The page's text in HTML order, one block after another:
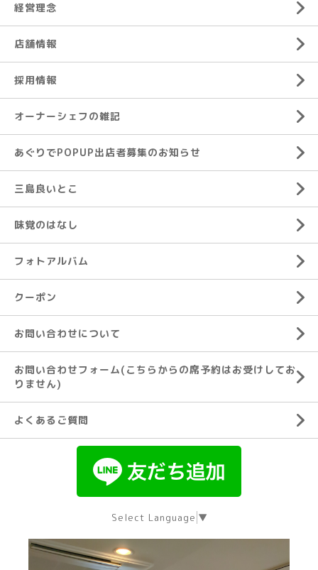
経営理念
店舗情報
採用情報
オーナーシェフの雑記
あぐりでPOPUP出店者募集のお知らせ
三島良いとこ
味覚のはなし
フォトアルバム
クーポン
お問い合わせについて
お問い合わせフォーム(こちらからの席予約はお受けしてお
りません)
よくあるご質問
Select Language ▼